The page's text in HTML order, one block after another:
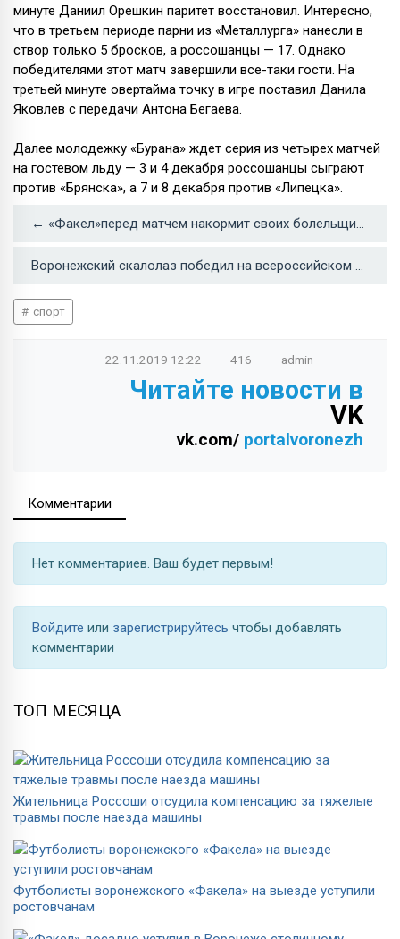
минуте Даниил Орешкин паритет восстановил. Интересно,
что в третьем периоде парни из «Металлурга» нанесли в
створ только 5 бросков, а россошанцы — 17. Однако
победителями этот матч завершили все-таки гости. На
третьей минуте овертайма точку в игре поставил Данила
Яковлев с передачи Антона Бегаева.
Далее молодежку «Бурана» ждет серия из четырех матчей
на гостевом льду — 3 и 4 декабря россошанцы сыграют
против «Брянска», а 7 и 8 декабря против «Липецка».
← «Факел»перед матчем накормит своих болельщиков горячей кашей и напоит чаем
Воронежский скалолаз победил на всероссийском турнире →
спорт
— 22.11.2019 12:22 416 admin
Читайте новости в
VK
vk.com/ portalvoronezh
Комментарии
Нет комментариев. Ваш будет первым!
Войдите или зарегистрируйтесь чтобы добавлять
комментарии
ТОП МЕСЯЦА
Жительница Россоши отсудила компенсацию за тяжелые
травмы после наезда машины
Футболисты воронежского «Факела» на выезде уступили
ростовчанам